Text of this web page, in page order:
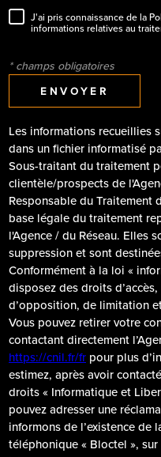
J'ai pris connaissance de la
informations relatives au
* champs obligatoires
ENVOYER
Les informations recueillies
dans un fichier informatisé
Sous-traitant du traitement
clientèle/prospects de
Responsable du Traitement
base légale du traitement
l'Agence / du Réseau. Elles
suppression et sont
Conformément à la loi «
disposez des droits
d’opposition, de limitation
Vous pouvez retirer votre
contactant directement
https://cnil.fr/fr pour plus
estimez, après avoir
droits « Informatique et
pouvez adresser une
informons de l’existence
téléphonique « Bloctel »,